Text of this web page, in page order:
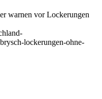
warnen vor Lockerungen
lockerungen-ohne-